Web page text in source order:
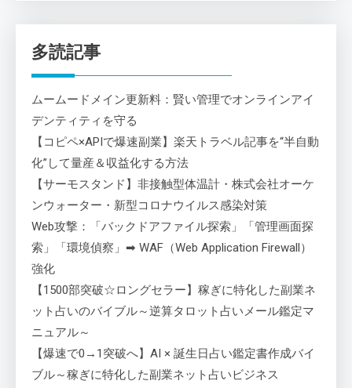
多読記事
ムームードメイン更新料：賢い管理でオンラインアイ
デンティティを守る
【コピペ×APIで爆速副業】楽天トラベル記事を“半自動
化”して量産＆収益化する方法
【サーモスタンド】非接触型体温計・株式会社オーケ
ンウォーター・新型コロナウイルス感染対策
Web攻撃：「バックドアファイル探索」「管理画面探
索」「環境偵察」➡ WAF（Web Application Firewall）
強化
【1500部突破☆ロングセラー】稼ぎに特化した副業ネ
ット占いのバイブル～逆算タロット占いメール鑑定マ
ニュアル～
【爆速で0→1突破へ】AI × 誕生日占い鑑定書作成バイ
ブル～稼ぎに特化した副業ネット占いビジネス